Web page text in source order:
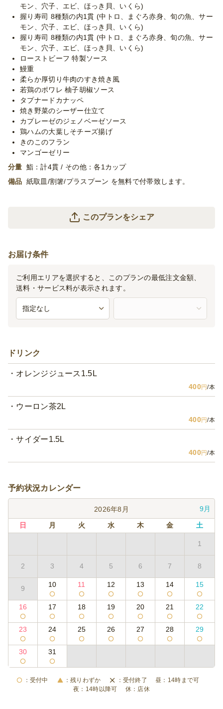
品数も豊富な全14品で、ゲストを最高のホスピタリティでお迎
えしたい特別なパーティーに最適なプランです。
※使い捨て容器でお届けするデリバリープランです。設置・配
膳・撤収等のサービスはついておりません。
※「2卓に配置」などお客様ご指定の数の島数に分けての盛り付
けも可能です(最大3島まで)。島分け対応時、島数×500円の追加
料金を頂戴いたします。
※季節毎の仕入れによりメニューが変わる場合がございます。予
めご了承ください。
モン、穴子、エビ、ほっき貝、いくら)
握り寿司 8種類の内1貫 (中トロ、まぐろ赤身、旬の魚、サー
モン、穴子、エビ、ほっき貝、いくら)
握り寿司 8種類の内1貫 (中トロ、まぐろ赤身、旬の魚、サー
モン、穴子、エビ、ほっき貝、いくら)
ローストビーフ 特製ソース
鰻重
柔らか厚切り牛肉のすき焼き風
若鶏のポワレ 柚子胡椒ソース
タプナードカナッペ
焼き野菜のシーザー仕立て
カプレーゼのジェノベーゼソース
鶏ハムの大葉しそチーズ揚げ
きのこのフラン
マンゴーゼリー
分量 鮨：計4貫 / その他：各1カップ
備品 紙取皿/割箸/プラスプーン を無料で付帯致します。
このプランをシェア
お届け条件
ご利用エリアを選択すると、このプランの最低注文金額、
送料・サービス料が表示されます。
ドリンク
オレンジジュース1.5L
400円/本
ウーロン茶2L
400円/本
サイダー1.5L
400円/本
予約状況カレンダー
2026年8月 9月
日 月 火 水 木 金 土
1
2 3 4 5 6 7 8
9 10 11 12 13 14 15
16 17 18 19 20 21 22
23 24 25 26 27 28 29
30 31
受付中 残りわずか 受付終了
14時まで可
14時以降可
店休